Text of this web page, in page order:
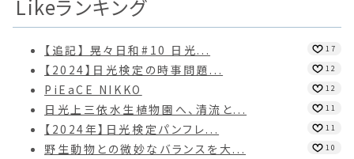
Likeランキング
【追記】 晃々日和#10 日光... 17
【2024】日光検定の時事問題... 12
PiEaCE NIKKO 12
日光上三依水生植物園へ、清流と... 11
【2024年】日光検定パンフレ... 11
野生動物との微妙なバランスを大... 10